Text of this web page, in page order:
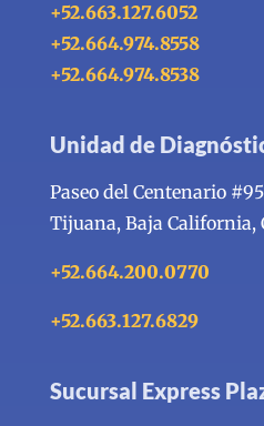
+52.663.127.6052
+52.664.974.8558
+52.664.974.8538
Unidad de
Paseo del Centenario
Tijuana, Baja California,
+52.664.200.0770
+52.663.127.6829
Sucursal Express